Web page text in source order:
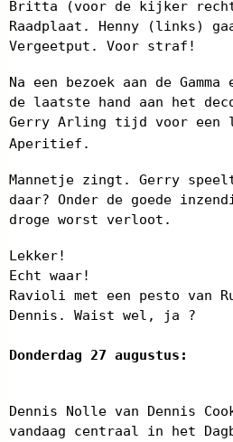
Britta (voor de kijker
Raadplaat. Henny (links)
Vergeetput. Voor straf!
Na een bezoek aan de
de laatste hand aan het
Gerry Arling tijd voor een
Aperitief.
Mannetje zingt. Gerry
daar? Onder de goede
droge worst verloot.
Lekker!
Echt waar!
Ravioli met een pesto van
Dennis. Waist wel, ja ?
Donderdag 27 augustus:
Dennis Nolle van Dennis
vandaag centraal in het